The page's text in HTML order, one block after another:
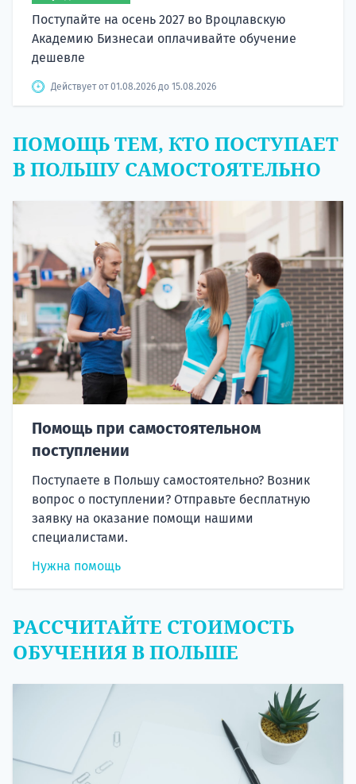
Поступайте на осень 2027 во Вроцлавскую
Академию Бизнесаи оплачивайте обучение
дешевле
Действует от 01.08.2026 до 15.08.2026
ПОМОЩЬ ТЕМ, КТО ПОСТУПАЕТ
В ПОЛЬШУ САМОСТОЯТЕЛЬНО
Помощь при самостоятельном
поступлении
Поступаете в Польшу самостоятельно? Возник
вопрос о поступлении? Отправьте бесплатную
заявку на оказание помощи нашими
специалистами.
Нужна помощь
РАССЧИТАЙТЕ СТОИМОСТЬ
ОБУЧЕНИЯ В ПОЛЬШЕ